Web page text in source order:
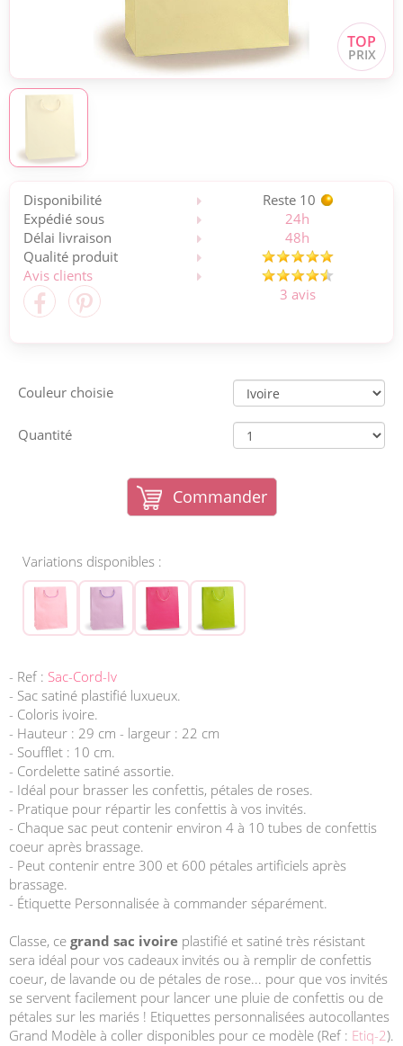
Disponibilité
Reste 10
Expédié sous
24h
Délai livraison
48h
Qualité produit
Avis clients
3 avis
Couleur choisie
Quantité
Commander
Variations disponibles :
- Ref : Sac-Cord-Iv
- Sac satiné plastifié luxueux.
- Coloris ivoire.
- Hauteur : 29 cm - largeur : 22 cm
- Soufflet : 10 cm.
- Cordelette satiné assortie.
- Idéal pour brasser les confettis, pétales de roses.
- Pratique pour répartir les confettis à vos invités.
- Chaque sac peut contenir environ 4 à 10 tubes de confettis
coeur après brassage.
- Peut contenir entre 300 et 600 pétales artificiels après
brassage.
- Étiquette Personnalisée à commander séparément.
Classe, ce grand sac ivoire plastifié et satiné très résistant
sera idéal pour vos cadeaux invités ou à remplir de confettis
coeur, de lavande ou de pétales de rose... pour que vos invités
se servent facilement pour lancer une pluie de confettis ou de
pétales sur les mariés ! Etiquettes personnalisées autocollantes
Grand Modèle à coller disponibles pour ce modèle (Ref : Etiq-2).